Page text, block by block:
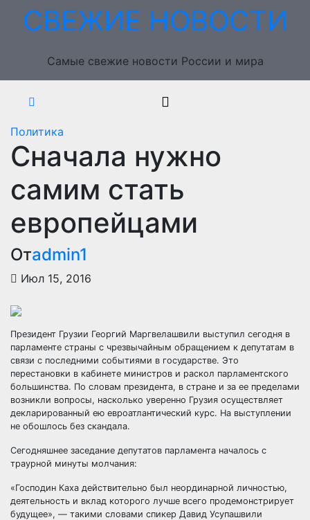
ПерейтиСВЕЖИЕ НОВОСТИ
Самые свежие новости России и мира
Политика
Сначала нужно
самим стать
европейцами
Отadmin1
Июл 15, 2016
Президент Грузии Георгий Маргвелашвили выступил сегодня в
парламенте страны с чрезвычайным обращением к депутатам в
связи с последними событиями в государстве. Это
перестановки в кабинете министров и раскол парламентского
большинства. По словам президента, в стране и за ее пределами
возникли вопросы, насколько уверенно Грузия осуществляет
декларированный ею евроатлантический курс. На выступлении
не обошлось без скандала.
Сегодняшнее заседание депутатов парламента началось с
траурной минуты молчания:
«Господин Каха действительно был неординарной личностью,
деятельность и вклад которого лучше всего продемонстрирует
будущее», — такими словами спикер Давид Усупашвили